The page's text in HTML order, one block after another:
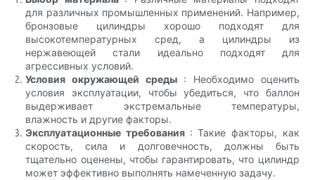
для различных промышленных применений. Например,
бронзовые цилиндры хорошо подходят для
высокотемпературных сред, а цилиндры из
нержавеющей стали идеально подходят для
агрессивных условий.
Условия окружающей среды : Необходимо оценить
условия эксплуатации, чтобы убедиться, что баллон
выдерживает экстремальные температуры,
влажность и другие факторы.
Эксплуатационные требования : Такие факторы, как
скорость, сила и долговечность, должны быть
тщательно оценены, чтобы гарантировать, что цилиндр
может эффективно выполнять намеченную задачу.